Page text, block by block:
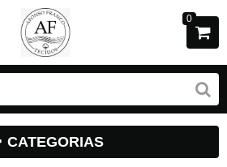
0
CATEGORIAS